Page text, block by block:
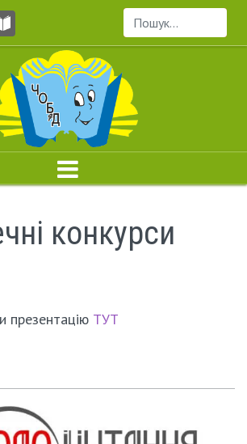
Пошук...
конкурси
презентацію ТУТ